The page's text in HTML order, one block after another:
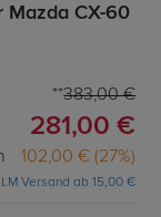
Mazda CX-60
383,00 €
281,00 €
102,00 € (27%)
M Versand ab 15,00 €